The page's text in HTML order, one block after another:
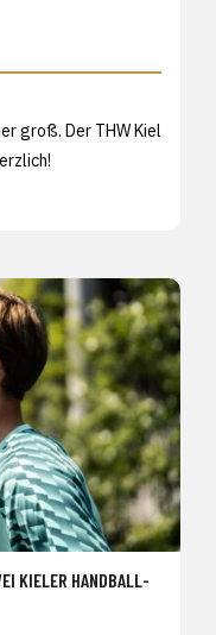
groß. Der THW Kiel
KIELER HANDBALL-